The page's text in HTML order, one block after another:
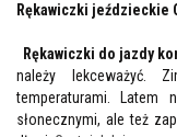
Rękawiczki jeździeckie
Rękawiczki do jazdy
należy lekceważyć.
temperaturami. Latem
słonecznymi, ale też